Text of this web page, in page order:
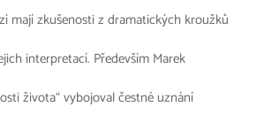
mají zkušenosti z dramatických kroužků
interpretací. Především Marek
života“ vybojoval čestné uznání